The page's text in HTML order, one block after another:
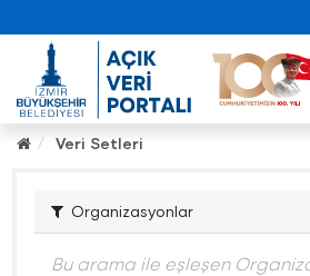
Veri Setleri
Organizasyonlar
Bu arama ile eşleşen